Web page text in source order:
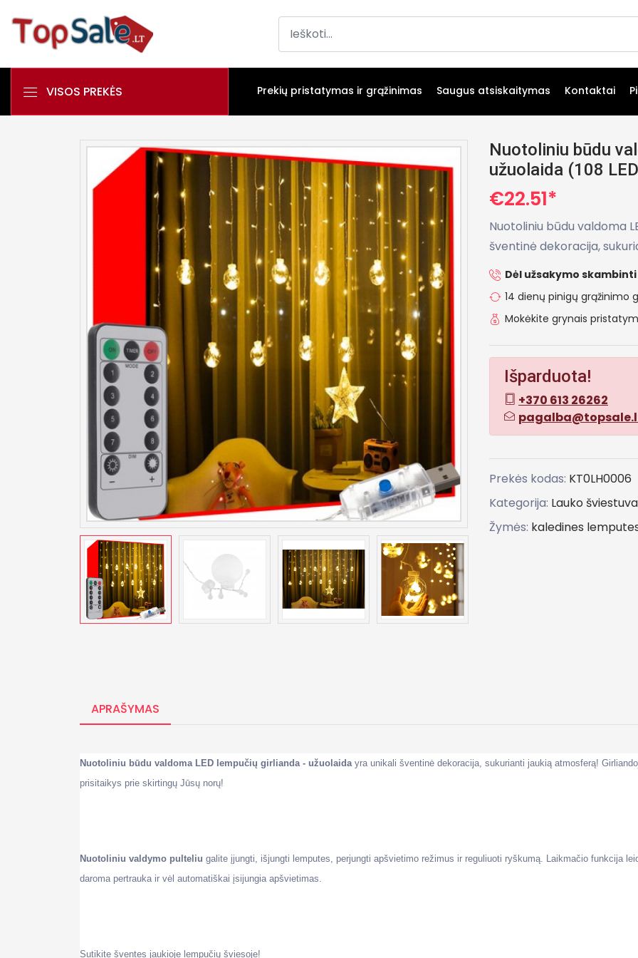
VISOS PREKĖS Prekių pristatymas ir grąžinimas Saugus atsiskaitymas Kontaktai
Nuotoliniu būdu
užuolaida (108
€22.51*
Nuotoliniu būdu valdoma
šventinė dekoracija,
Dėl užsakymo skambinti
14 dienų pinigų grąžinimo
Mokėkite grynais
Išparduota!
+370 613 26262
Prekės kodas: KT0LH0006
Kategorija: Lauko
Žymės: kaledines
APRAŠYMAS
Nuotoliniu būdu valdoma LED lempučių girlianda - užuolaida yra unikali šventinė dekoracija, sukurianti jaukią atmosferą!
prisitaikys prie skirtingų Jūsų norų!
Nuotoliniu valdymo pulteliu galite įjungti, išjungti lemputes, perjungti apšvietimo režimus ir reguliuoti ryškumą. Laikmačio funkcija
daroma pertrauka ir vėl automatiškai įsijungia apšvietimas.
Sutikite šventes jaukioje lempučių šviesoje!